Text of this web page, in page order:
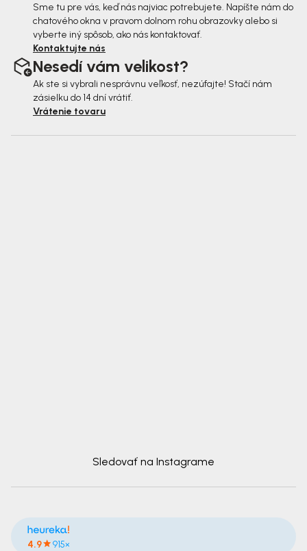
Sme tu pre vás, keď nás najviac potrebujete. Napíšte nám do
chatového okna v pravom dolnom rohu obrazovky alebo si
vyberte iný spôsob, ako nás kontaktovať.
Kontaktujte nás
Nesedí vám velikost?
Ak ste si vybrali nesprávnu veľkosť, nezúfajte! Stačí nám
zásielku do 14 dní vrátiť.
Vrátenie tovaru
Sledovať na Instagrame
4.9 915×